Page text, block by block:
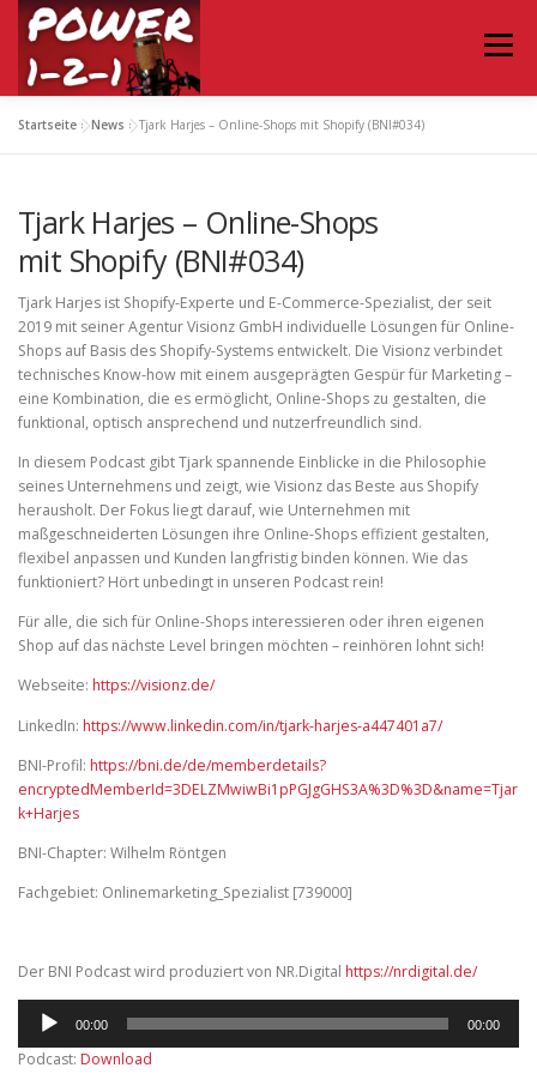
Zum
Inhalt
springen
Menü
KONTAKT
Startseite »News »Tjark Harjes – Online-Shops mit Shopify (BNI#034)
Tjark Harjes – Online-Shops
mit Shopify (BNI#034)
Tjark Harjes ist Shopify-Experte und E-Commerce-Spezialist, der seit
2019 mit seiner Agentur Visionz GmbH individuelle Lösungen für Online-
Shops auf Basis des Shopify-Systems entwickelt. Die Visionz verbindet
technisches Know-how mit einem ausgeprägten Gespür für Marketing –
eine Kombination, die es ermöglicht, Online-Shops zu gestalten, die
funktional, optisch ansprechend und nutzerfreundlich sind.
In diesem Podcast gibt Tjark spannende Einblicke in die Philosophie
seines Unternehmens und zeigt, wie Visionz das Beste aus Shopify
herausholt. Der Fokus liegt darauf, wie Unternehmen mit
maßgeschneiderten Lösungen ihre Online-Shops effizient gestalten,
flexibel anpassen und Kunden langfristig binden können. Wie das
funktioniert? Hört unbedingt in unseren Podcast rein!
Für alle, die sich für Online-Shops interessieren oder ihren eigenen
Shop auf das nächste Level bringen möchten – reinhören lohnt sich!
Webseite: https://visionz.de/
LinkedIn: https://www.linkedin.com/in/tjark-harjes-a447401a7/
BNI-Profil: https://bni.de/de/memberdetails?
encryptedMemberId=3DELZMwiwBi1pPGJgGHS3A%3D%3D&name=Tjar
k+Harjes
BNI-Chapter: Wilhelm Röntgen
Fachgebiet: Onlinemarketing_Spezialist [739000]
Der BNI Podcast wird produziert von NR.Digital https://nrdigital.de/
Audio-
Player
00:00 00:00
Podcast: Download